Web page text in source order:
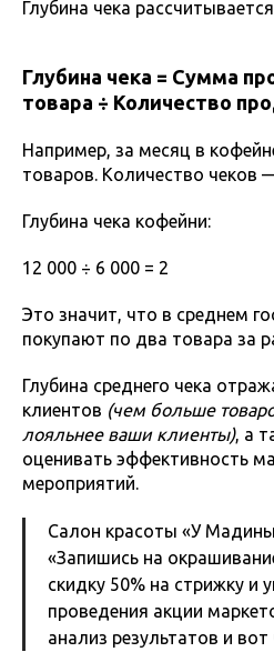
Глубина чека
Глубина чека = Сумма
товара ÷ Количество
Например, за месяц в
товаров. Количество чеков
Глубина чека кофейни:
12 000 ÷ 6 000 = 2
Это значит, что в среднем
покупают по два товара за
Глубина среднего чека
клиентов (чем больше
лояльнее ваши клиенты), а
оценивать эффективность
мероприятий.
Салон красоты «У
«Запишись на
скидку 50% на стрижку и
проведения акции
анализ результатов и